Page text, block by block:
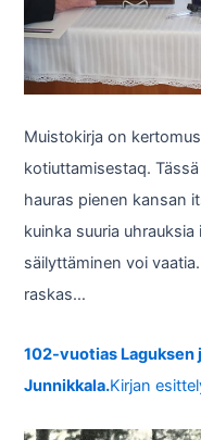
Muistokirja on
kotiuttamisestaq.
hauras pienen kansan
kuinka suuria
säilyttäminen voi
raskas…
102-vuotias Laguksen
Junnikkala.Kirjan